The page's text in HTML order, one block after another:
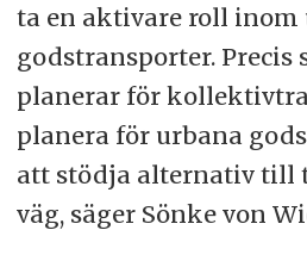
ta en aktivare roll inom
godstransporter. Precis
planerar för
planera för urbana
att stödja alternativ till
väg, säger Sönke von